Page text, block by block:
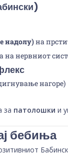
надолу)на
на нервниот
нагоре)
за патолошки и
бебиња